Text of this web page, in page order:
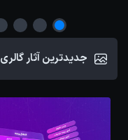
جدیدترین آثار گالری